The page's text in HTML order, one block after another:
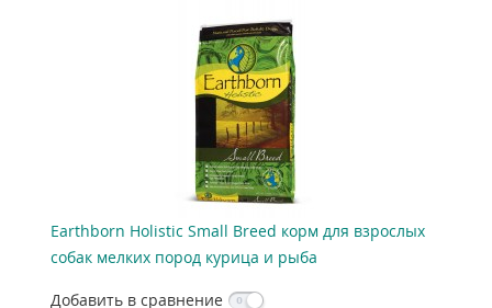
Earthborn Holistic Small Breed корм для взрослых
собак мелких пород курица и рыба
Добавить в сравнение